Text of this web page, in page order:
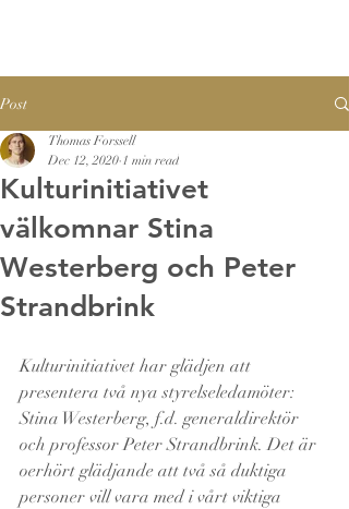
Post
Kulturinitiativet
välkomnar Stina
Westerberg och Peter
Strandbrink
Thomas Forssell
Dec 12, 2020 1 min read
Kulturinitiativet har glädjen att
presentera två nya styrelseledamöter:
Stina Westerberg, f.d. generaldirektör
och professor Peter Strandbrink. Det är
oerhört glädjande att två så duktiga
personer vill vara med i vårt viktiga